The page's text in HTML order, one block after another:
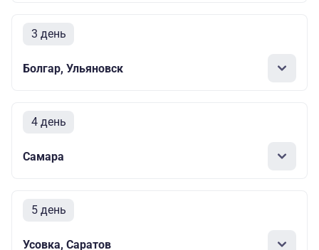
3 день
Болгар, Ульяновск
4 день
Самара
5 день
Усовка, Саратов